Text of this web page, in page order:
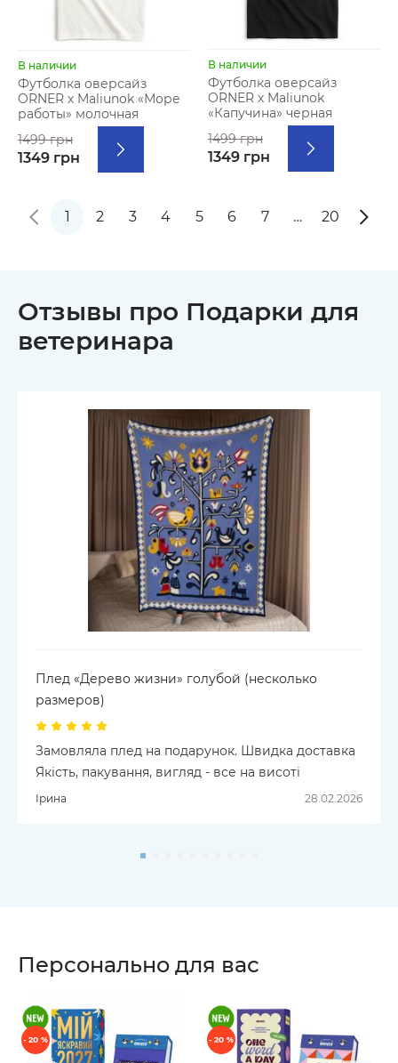
В наличии
Футболка оверсайз
ORNER х Maliunok «Море
работы» молочная
1499 грн
1349 грн
В наличии
Футболка оверсайз
ORNER х Maliunok
«Капучина» черная
1499 грн
1349 грн
1 2 3 4 5 6 7 … 20
Отзывы про Подарки для
ветеринара
Плед «Дерево жизни» голубой (несколько
размеров)
Замовляла плед на подарунок. Швидка доставка
Якість, пакування, вигляд - все на висоті
Ірина 28.02.2026
Персонально для вас
- 20 % - 20 %